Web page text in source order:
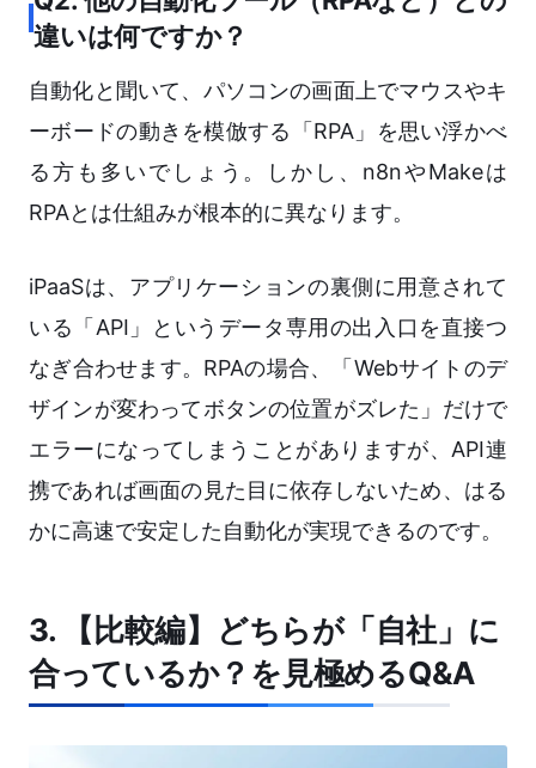
違いは何ですか？
自動化と聞いて、パソコンの画面上でマウスやキ
ーボードの動きを模倣する「RPA」を思い浮かべ
る方も多いでしょう。しかし、n8nやMakeは
RPAとは仕組みが根本的に異なります。
iPaaSは、アプリケーションの裏側に用意されて
いる「API」というデータ専用の出入口を直接つ
なぎ合わせます。RPAの場合、「Webサイトのデ
ザインが変わってボタンの位置がズレた」だけで
エラーになってしまうことがありますが、API連
携であれば画面の見た目に依存しないため、はる
かに高速で安定した自動化が実現できるのです。
3. 【比較編】どちらが「自社」に
合っているか？を見極めるQ&A